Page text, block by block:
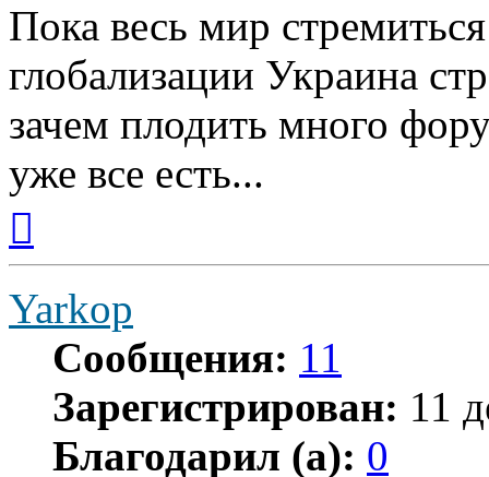
Пока весь мир
глобализации Украина
зачем плодить много
уже все есть...
началу
Yarkop
Сообщения: 11
Зарегистрирован: 11
Благодарил (а): 0